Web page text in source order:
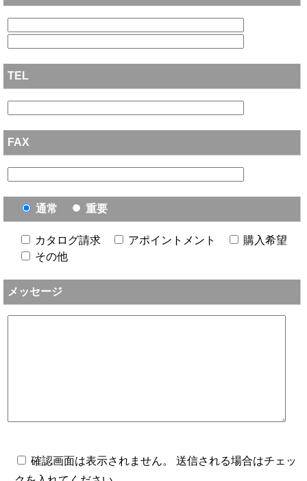
TEL
FAX
通常 重要
カタログ請求 アポイントメント
購入希望
その他
メッセージ
確認画面は表示されません。 送信される場合はチェッ